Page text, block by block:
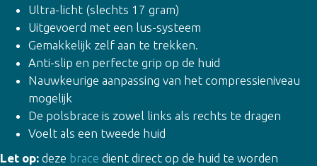
Ultra-licht (slechts 17 gram)
Uitgevoerd met een lus-systeem
Gemakkelijk zelf aan te trekken.
Anti-slip en perfecte grip op de huid
Nauwkeurige aanpassing van het compressieniveau
mogelijk
De polsbrace is zowel links als rechts te dragen
Voelt als een tweede huid
Let op: deze brace dient direct op de huid te worden